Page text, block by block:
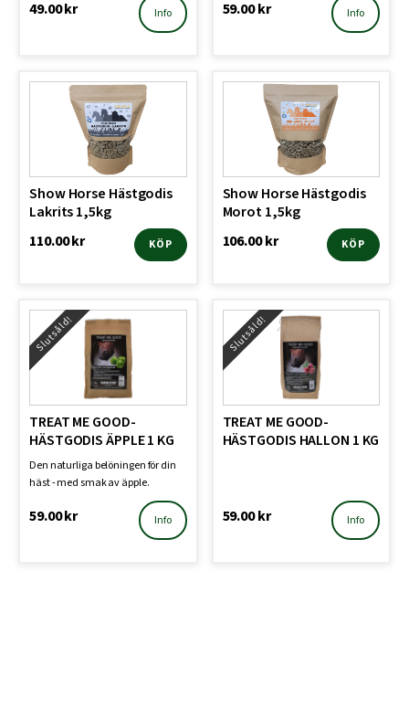
49.00kr Info 59.00kr Info
Show Horse Hästgodis
Lakrits 1,5kg
110.00kr KÖP
Show Horse Hästgodis
Morot 1,5kg
106.00kr KÖP
Slutsåld!
TREAT ME GOOD-
HÄSTGODIS ÄPPLE 1 KG
Den naturliga belöningen för din
häst - med smak av äpple.
59.00kr Info
Slutsåld!
TREAT ME GOOD-
HÄSTGODIS HALLON 1 KG
59.00kr Info